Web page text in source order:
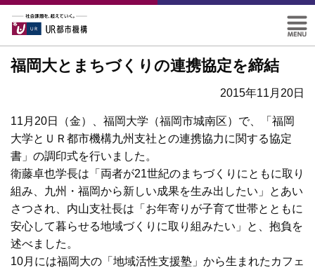
福岡大とまちづくりの連携協定を締結
2015年11月20日
11月20日（金）、福岡大学（福岡市城南区）で、「福岡
大学とＵＲ都市機構九州支社との連携協力に関する協定
書」の調印式を行いました。
衛藤卓也学長は「両者が21世紀のまちづくりにともに取り
組み、九州・福岡から新しい成果を生み出したい」とあい
さつされ、内山支社長は「お年寄りが子育て世帯とともに
安心して暮らせる地域づくりに取り組みたい」と、抱負を
述べました。
10月には福岡大の「地域活性支援塾」から生まれたカフェ